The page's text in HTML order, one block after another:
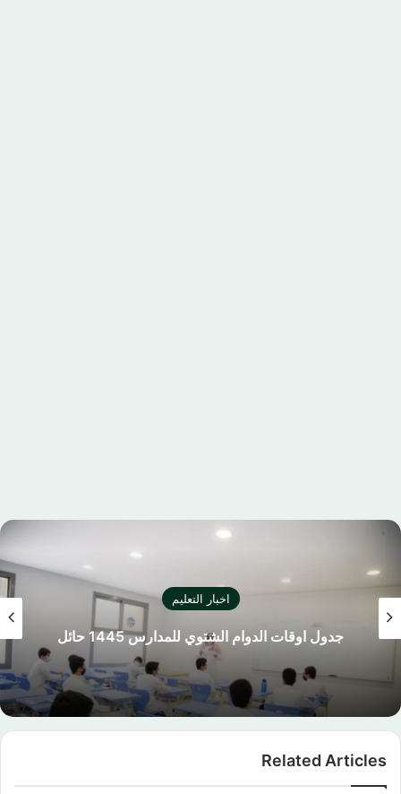
اخبار التعليم
جدول اوقات الدوام الشتوي للمدارس 1445 حائل
Related Articles